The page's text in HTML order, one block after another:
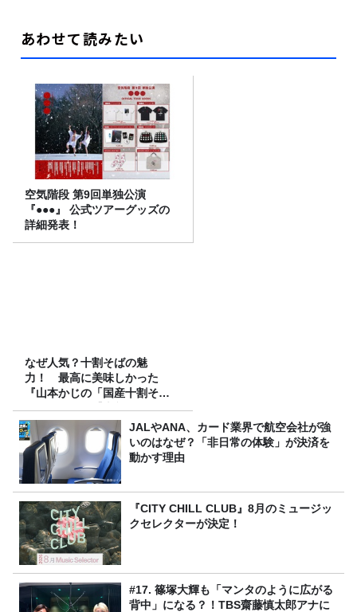
あわせて読みたい
空気階段 第9回単独公演
『●●●』 公式ツアーグッズの
詳細発表！
なぜ人気？十割そばの魅
力！ 最高に美味しかった
『山本かじの「国産十割そ
ば」』とは？【十割そば10種
食べ比べ】
JALやANA、カード業界で航空会社が強
いのはなぜ？「非日常の体験」が決済を
動かす理由
『CITY CHILL CLUB』8月のミュージッ
クセレクターが決定！
#17. 篠塚大輝も「マンタのように広がる
背中」になる？！TBS齋藤慎太郎アナに